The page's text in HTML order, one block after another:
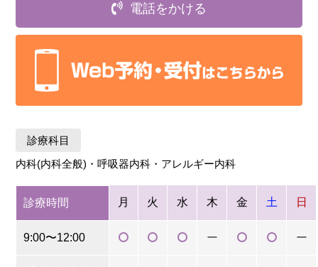
電話をかける
診療科目
内科(内科全般)・呼吸器内科・アレルギー内科
診療時間 月 火 水 木 金 土 日
9:00〜12:00 ー ー